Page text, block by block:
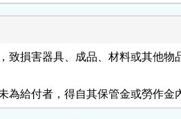
致損害器具、成品、材料或其他物
為給付者，得自其保管金或勞作金